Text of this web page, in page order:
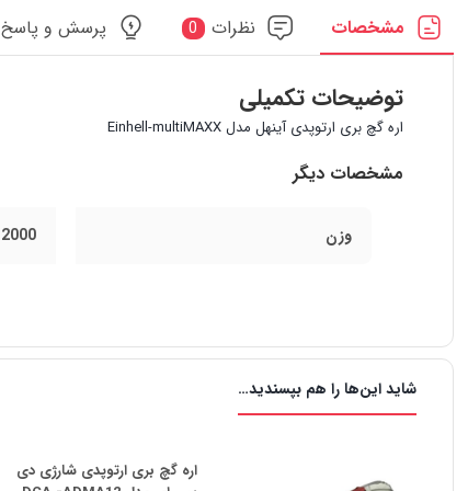
مشخصات نظرات 0 پرسش و پاسخ
توضیحات تکمیلی
اره گچ بری ارتوپدی آینهل مدل Einhell-multiMAXX
مشخصات دیگر
وزن 2000 گرم
شاید این‌ها را هم بپسندید…
اره گچ بری ارتوپدی شارژی دی